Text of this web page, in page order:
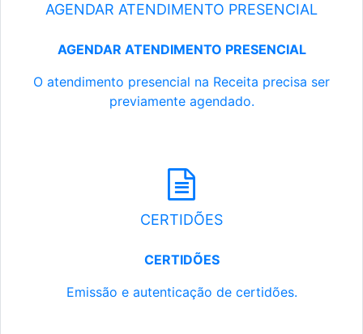
AGENDAR ATENDIMENTO PRESENCIAL
AGENDAR ATENDIMENTO PRESENCIAL
O atendimento presencial na Receita precisa ser
previamente agendado.
CERTIDÕES
CERTIDÕES
Emissão e autenticação de certidões.